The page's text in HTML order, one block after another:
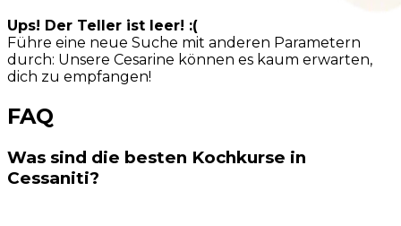
Ups! Der Teller ist leer! :(
Führe eine neue Suche mit anderen Parametern
durch: Unsere Cesarine können es kaum erwarten,
dich zu empfangen!
FAQ
Was sind die besten Kochkurse in
Cessaniti?